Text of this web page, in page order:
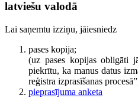
latviešu valodā
Lai saņemtu izziņu, jāiesniedz
pases kopija;
(uz pases kopijas obligāti
piekrītu, ka manus datus
reģistra izprasīšanas
pieprasījuma anketa